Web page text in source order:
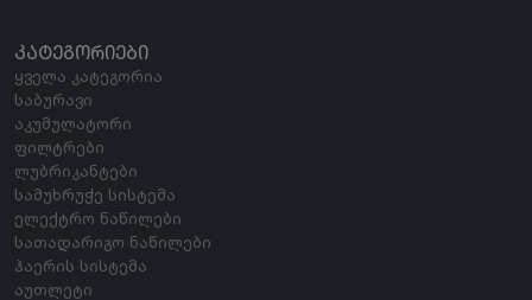
ᲙᲐᲢᲔᲒᲝᲠᲘᲔᲑᲘ
ყველა კატეგორია
საბურავი
აკუმულატორი
ფილტრები
ლუბრიკანტები
სამუხრუჭე სისტემა
ელექტრო ნაწილები
სათადარიგო ნაწილები
ჰაერის სისტემა
აუთლეტი